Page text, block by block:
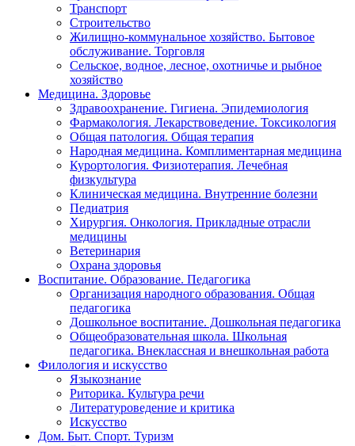
Транспорт
Строительство
Жилищно-коммунальное хозяйство. Бытовое
обслуживание. Торговля
Сельское, водное, лесное, охотничье и рыбное
хозяйство
Медицина. Здоровье
Здравоохранение. Гигиена. Эпидемиология
Фармакология. Лекарствоведение. Токсикология
Общая патология. Общая терапия
Народная медицина. Комплиментарная медицина
Курортология. Физиотерапия. Лечебная
физкультура
Клиническая медицина. Внутренние болезни
Педиатрия
Хирургия. Онкология. Прикладные отрасли
медицины
Ветеринария
Охрана здоровья
Воспитание. Образование. Педагогика
Организация народного образования. Общая
педагогика
Дошкольное воспитание. Дошкольная педагогика
Общеобразовательная школа. Школьная
педагогика. Внеклассная и внешкольная работа
Филология и искусство
Языкознание
Риторика. Культура речи
Литературоведение и критика
Искусство
Дом. Быт. Спорт. Туризм